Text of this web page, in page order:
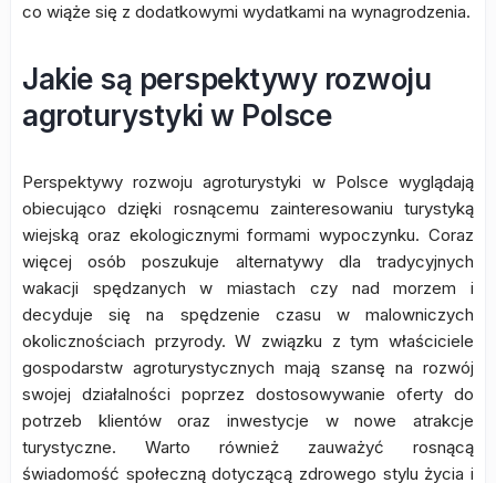
co wiąże się z dodatkowymi wydatkami na wynagrodzenia.
Jakie są perspektywy rozwoju
agroturystyki w Polsce
Perspektywy rozwoju agroturystyki w Polsce wyglądają
obiecująco dzięki rosnącemu zainteresowaniu turystyką
wiejską oraz ekologicznymi formami wypoczynku. Coraz
więcej osób poszukuje alternatywy dla tradycyjnych
wakacji spędzanych w miastach czy nad morzem i
decyduje się na spędzenie czasu w malowniczych
okolicznościach przyrody. W związku z tym właściciele
gospodarstw agroturystycznych mają szansę na rozwój
swojej działalności poprzez dostosowywanie oferty do
potrzeb klientów oraz inwestycje w nowe atrakcje
turystyczne. Warto również zauważyć rosnącą
świadomość społeczną dotyczącą zdrowego stylu życia i